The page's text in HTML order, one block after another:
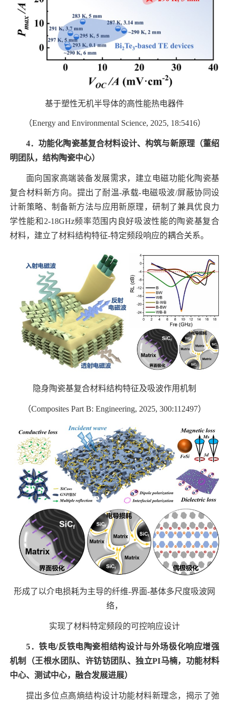
基于塑性无机半导体的高性能热电器件
（Energy and Environmental Science, 2025, 18:5416）
4．功能化陶瓷基复合材料设计、构筑与新原理（董绍
明团队，结构陶瓷中心）
面向国家高端装备发展需求，建立电磁功能化陶瓷基
复合材料新方向。提出了耐温-承载-电磁吸波/屏蔽协同设
计新策略、制备新方法与应用新原理，研制了兼具优良力
学性能和 2-18GHz频率范围内良好吸波性能的陶瓷基复合
材料，建立了材料结构特征-特定频段响应的耦合关系。
隐身陶瓷基复合材料结构特征及吸波作用机制
（Composites Part B: Engineering, 2025, 300:112497）
形成了以介电损耗为主导的纤维-界面-基体多尺度吸波网
络，
实现了材料特定频段的可控响应设计
5．铁电/反铁电陶瓷相结构设计与外场极化响应增强
机制
（王根水团队、许钫钫团队、独立PI马楠，功能材料
中心、测试中心，融合发展进展）
提出多位点高熵结构设计功能材料新理念，揭示了弛